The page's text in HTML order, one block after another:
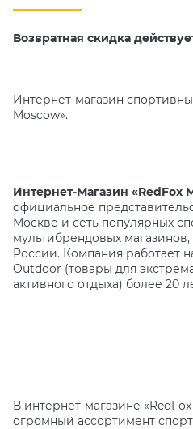
Возвратная скидка
Интернет-магазин
Moscow».
Интернет-Магазин «RedFox
официальное
Москве и сеть популярных
мультибрендовых
России. Компания работает
Outdoor (товары для
активного отдыха) более 20
В интернет-магазине
огромный ассортимент